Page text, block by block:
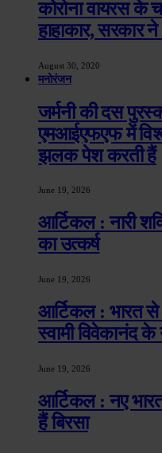
कोरोना वायरस के
हाहाकार,
August 30, 2020
मनोरंजन
जर्मनी की दस
एमआईएफएफ में
झलक पेश करती हैं
June 19, 2026
आर्टिकल : नारी
का उत्कर्ष
June 19, 2026
आर्टिकल : भारत
स्वामी विवेकानंद
June 19, 2026
आर्टिकल : नए
हैं बिरसा